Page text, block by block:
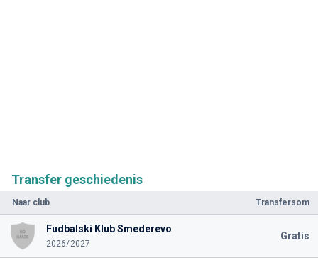
Transfer geschiedenis
Naar club Transfersom
Fudbalski Klub Smederevo
2026/2027
Gratis